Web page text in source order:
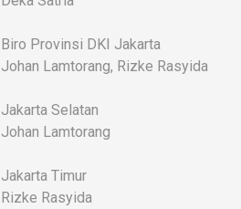
Biro Provinsi DKI Jakarta
Johan Lamtorang, Rizke Rasyida
Jakarta Selatan
Johan Lamtorang
Jakarta Timur
Rizke Rasyida